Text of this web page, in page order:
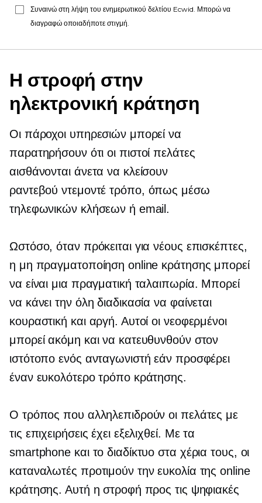
Συναινώ στη λήψη του ενημερωτικού δελτίου Ecwid. Μπορώ να
διαγραφώ οποιαδήποτε στιγμή.
Η στροφή στην
ηλεκτρονική κράτηση
Οι πάροχοι υπηρεσιών μπορεί να
παρατηρήσουν ότι οι πιστοί πελάτες
αισθάνονται άνετα να κλείσουν
ραντεβούντεμοντέ τρόπο, όπως μέσω
τηλεφωνικών κλήσεων ή email.
Ωστόσο, όταν πρόκειται για νέους επισκέπτες,
η μη πραγματοποίηση online κράτησης μπορεί
να είναι μια πραγματική ταλαιπωρία. Μπορεί
να κάνει την όλη διαδικασία να φαίνεται
κουραστική και αργή. Αυτοί οι νεοφερμένοι
μπορεί ακόμη και να κατευθυνθούν στον
ιστότοπο ενός ανταγωνιστή εάν προσφέρει
έναν ευκολότερο τρόπο κράτησης.
Ο τρόπος που αλληλεπιδρούν οι πελάτες με
τις επιχειρήσεις έχει εξελιχθεί. Με τα
smartphone και το διαδίκτυο στα χέρια τους, οι
καταναλωτές προτιμούν την ευκολία της online
κράτησης. Αυτή η στροφή προς τις ψηφιακές